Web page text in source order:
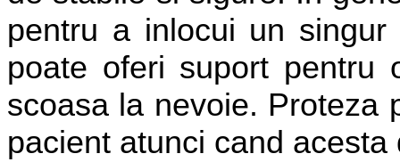
pentru a inlocui un
poate oferi suport pentru
scoasa la nevoie. Proteza
pacient atunci cand